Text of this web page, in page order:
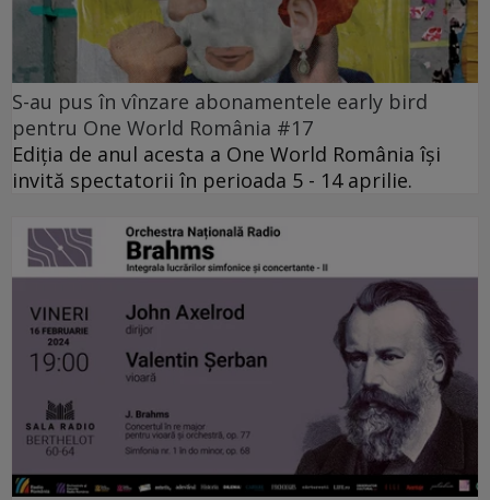
S-au pus în vînzare abonamentele early bird
pentru One World România #17
Ediția de anul acesta a One World România își
invită spectatorii în perioada 5 - 14 aprilie.